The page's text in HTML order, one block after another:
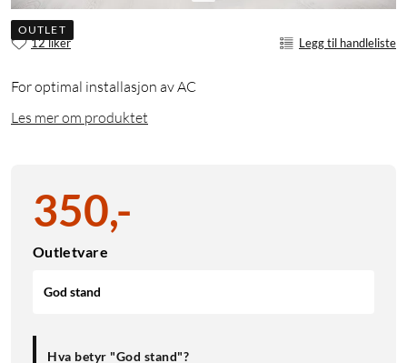
OUTLET
12 liker Legg til handleliste
For optimal installasjon av AC
Les mer om produktet
350,-
Outletvare
God stand
Hva betyr "God stand"?